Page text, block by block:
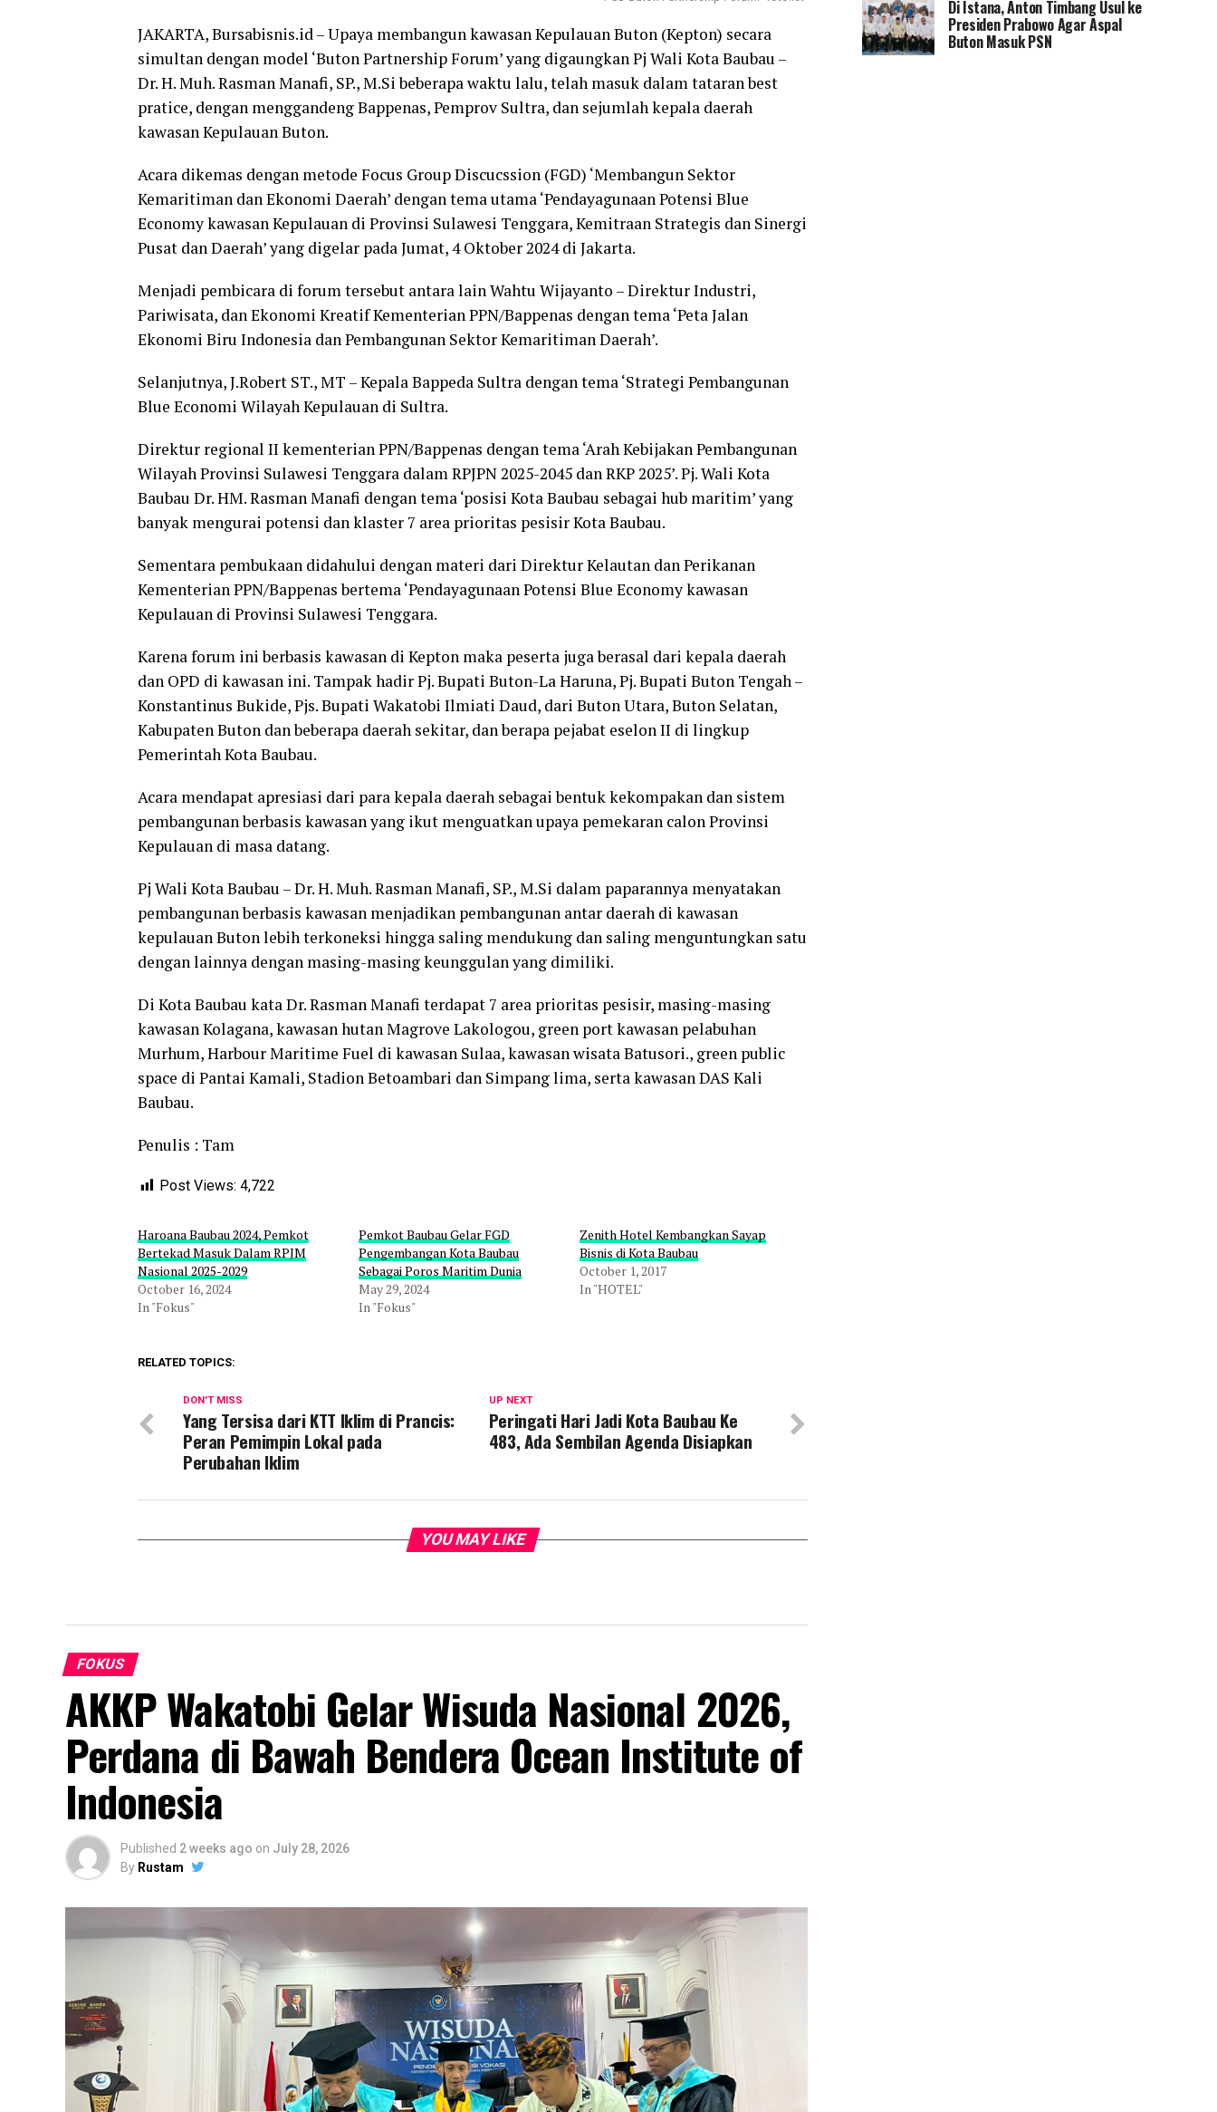
JAKARTA, Bursabisnis.id – Upaya membangun kawasan Kepulauan Buton (Kepton) secara
simultan dengan model ‘Buton Partnership Forum’ yang digaungkan Pj Wali Kota Baubau –
Dr. H. Muh. Rasman Manafi, SP., M.Si beberapa waktu lalu, telah masuk dalam tataran best
pratice, dengan menggandeng Bappenas, Pemprov Sultra, dan sejumlah kepala daerah
kawasan Kepulauan Buton.
Acara dikemas dengan metode Focus Group Discucssion (FGD) ‘Membangun Sektor
Kemaritiman dan Ekonomi Daerah’ dengan tema utama ‘Pendayagunaan Potensi Blue
Economy kawasan Kepulauan di Provinsi Sulawesi Tenggara, Kemitraan Strategis dan Sinergi
Pusat dan Daerah’ yang digelar pada Jumat, 4 Oktober 2024 di Jakarta.
Menjadi pembicara di forum tersebut antara lain Wahtu Wijayanto – Direktur Industri,
Pariwisata, dan Ekonomi Kreatif Kementerian PPN/Bappenas dengan tema ‘Peta Jalan
Ekonomi Biru Indonesia dan Pembangunan Sektor Kemaritiman Daerah’.
Selanjutnya, J.Robert ST., MT – Kepala Bappeda Sultra dengan tema ‘Strategi Pembangunan
Blue Economi Wilayah Kepulauan di Sultra.
Direktur regional II kementerian PPN/Bappenas dengan tema ‘Arah Kebijakan Pembangunan
Wilayah Provinsi Sulawesi Tenggara dalam RPJPN 2025-2045 dan RKP 2025’. Pj. Wali Kota
Baubau Dr. HM. Rasman Manafi dengan tema ‘posisi Kota Baubau sebagai hub maritim’ yang
banyak mengurai potensi dan klaster 7 area prioritas pesisir Kota Baubau.
Sementara pembukaan didahului dengan materi dari Direktur Kelautan dan Perikanan
Kementerian PPN/Bappenas bertema ‘Pendayagunaan Potensi Blue Economy kawasan
Kepulauan di Provinsi Sulawesi Tenggara.
Karena forum ini berbasis kawasan di Kepton maka peserta juga berasal dari kepala daerah
dan OPD di kawasan ini. Tampak hadir Pj. Bupati Buton-La Haruna, Pj. Bupati Buton Tengah –
Konstantinus Bukide, Pjs. Bupati Wakatobi Ilmiati Daud, dari Buton Utara, Buton Selatan,
Kabupaten Buton dan beberapa daerah sekitar, dan berapa pejabat eselon II di lingkup
Pemerintah Kota Baubau.
Acara mendapat apresiasi dari para kepala daerah sebagai bentuk kekompakan dan sistem
pembangunan berbasis kawasan yang ikut menguatkan upaya pemekaran calon Provinsi
Kepulauan di masa datang.
Pj Wali Kota Baubau – Dr. H. Muh. Rasman Manafi, SP., M.Si dalam paparannya menyatakan
pembangunan berbasis kawasan menjadikan pembangunan antar daerah di kawasan
kepulauan Buton lebih terkoneksi hingga saling mendukung dan saling menguntungkan satu
dengan lainnya dengan masing-masing keunggulan yang dimiliki.
Di Kota Baubau kata Dr. Rasman Manafi terdapat 7 area prioritas pesisir, masing-masing
kawasan Kolagana, kawasan hutan Magrove Lakologou, green port kawasan pelabuhan
Murhum, Harbour Maritime Fuel di kawasan Sulaa, kawasan wisata Batusori., green public
space di Pantai Kamali, Stadion Betoambari dan Simpang lima, serta kawasan DAS Kali
Baubau.
Penulis : Tam
Post Views: 4,722
Haroana Baubau 2024, Pemkot
Bertekad Masuk Dalam RPJM
Nasional 2025-2029
October 16, 2024
In "Fokus"
Pemkot Baubau Gelar FGD
Pengembangan Kota Baubau
Sebagai Poros Maritim Dunia
May 29, 2024
In "Fokus"
Zenith Hotel Kembangkan Sayap
Bisnis di Kota Baubau
October 1, 2017
In "HOTEL"
RELATED TOPICS:
UP NEXT
Peringati Hari Jadi Kota Baubau Ke
483, Ada Sembilan Agenda Disiapkan
DON'T MISS
Yang Tersisa dari KTT Iklim di Prancis:
Peran Pemimpin Lokal pada
Perubahan Iklim
YOU MAY LIKE
FOKUS
AKKP Wakatobi Gelar Wisuda Nasional 2026,
Perdana di Bawah Bendera Ocean Institute of
Indonesia
Published 2 weeks ago on July 28, 2026
By Rustam
Di Istana, Anton Timbang Usul ke
Presiden Prabowo Agar Aspal
Buton Masuk PSN